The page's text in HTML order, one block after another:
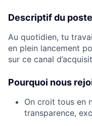
Descriptif du poste
Au quotidien, tu
en plein lancement
sur ce canal
Pourquoi nous
On croit tous en
transparence,